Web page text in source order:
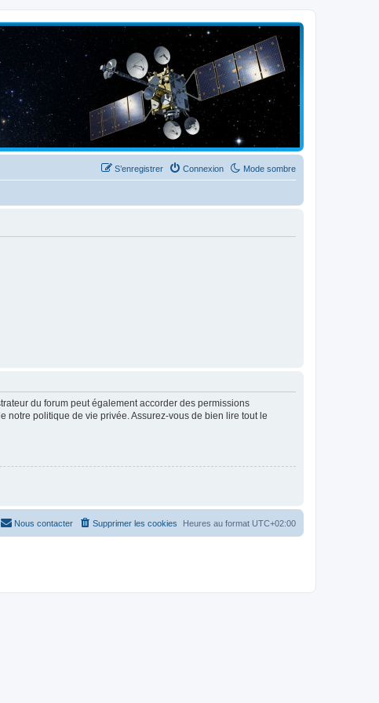
Mode sombre
Connexion
S’enregistrer
du forum peut également accorder des permissions
notre politique de vie privée. Assurez-vous de bien lire tout le
Heures au format UTC+02:00
Supprimer les cookies
Nous contacter